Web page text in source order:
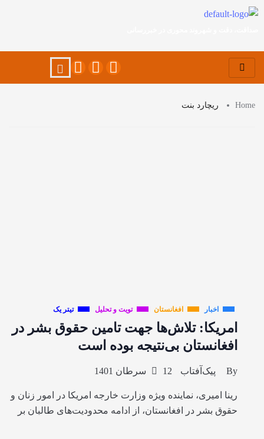
Home ریچارد بنت
اخبار افغانستان تویت و تحلیل تیتر یک
امریکا: تلاش‌ها جهت تامین حقوق بشر در
افغانستان بی‌نتیجه بوده است
By پیک‌آفتاب 12 سرطان 1401
رینا امیری، نماینده ویژه وزارت خارجه امریکا در امور زنان و
حقوق بشر در افغانستان، از ادامه محدودیت‌های طالبان بر